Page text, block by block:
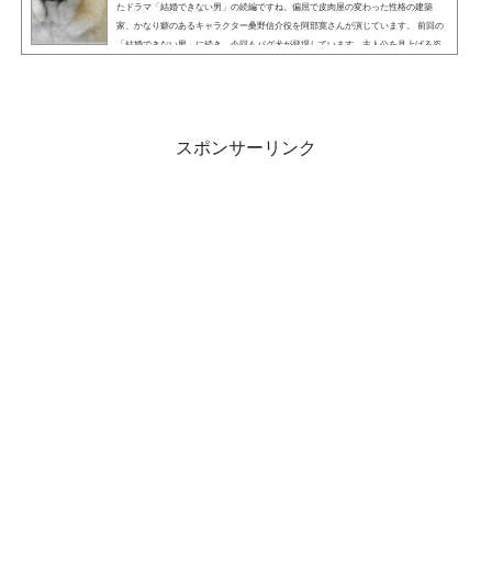
たドラマ「結婚できない男」の続編ですね。偏屈で皮肉屋の変わった性格の建築
家、かなり癖のあるキャラクター桑野信介役を阿部寛さんが演じています。 前回の
「結婚できない男」に続き、今回もパグ犬が登場しています。主人公を見上げる姿
スポンサーリンク